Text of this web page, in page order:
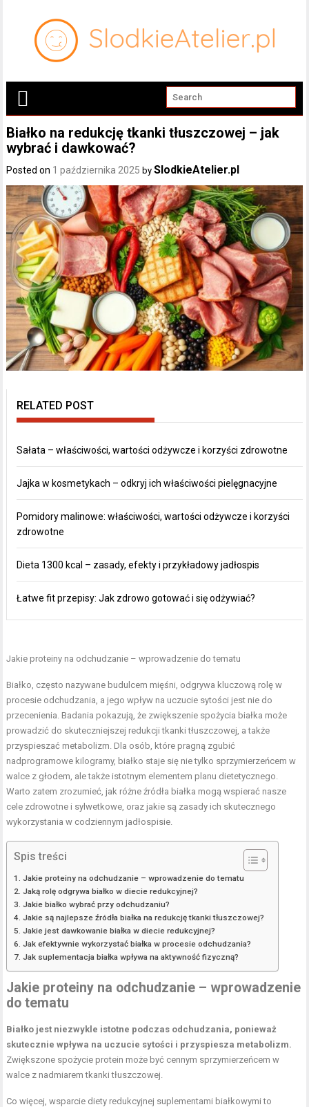
Białko na redukcję tkanki tłuszczowej – jak
wybrać i dawkować?
Posted on 1 października 2025 bySlodkieAtelier.pl
RELATED POST
Sałata – właściwości, wartości odżywcze i korzyści zdrowotne
Jajka w kosmetykach – odkryj ich właściwości pielęgnacyjne
Pomidory malinowe: właściwości, wartości odżywcze i korzyści
zdrowotne
Dieta 1300 kcal – zasady, efekty i przykładowy jadłospis
Łatwe fit przepisy: Jak zdrowo gotować i się odżywiać?
Jakie proteiny na odchudzanie – wprowadzenie do tematu
Białko, często nazywane budulcem mięśni, odgrywa kluczową rolę w
procesie odchudzania, a jego wpływ na uczucie sytości jest nie do
przecenienia. Badania pokazują, że zwiększenie spożycia białka może
prowadzić do skuteczniejszej redukcji tkanki tłuszczowej, a także
przyspieszać metabolizm. Dla osób, które pragną zgubić
nadprogramowe kilogramy, białko staje się nie tylko sprzymierzeńcem w
walce z głodem, ale także istotnym elementem planu dietetycznego.
Warto zatem zrozumieć, jak różne źródła białka mogą wspierać nasze
cele zdrowotne i sylwetkowe, oraz jakie są zasady ich skutecznego
wykorzystania w codziennym jadłospisie.
Spis treści
Jakie proteiny na odchudzanie – wprowadzenie do tematu
Jaką rolę odgrywa białko w diecie redukcyjnej?
Jakie białko wybrać przy odchudzaniu?
Jakie są najlepsze źródła białka na redukcję tkanki tłuszczowej?
Jakie jest dawkowanie białka w diecie redukcyjnej?
Jak efektywnie wykorzystać białka w procesie odchudzania?
Jak suplementacja białka wpływa na aktywność fizyczną?
Jakie proteiny na odchudzanie – wprowadzenie
do tematu
Białko jest niezwykle istotne podczas odchudzania, ponieważ
skutecznie wpływa na uczucie sytości i przyspiesza metabolizm.
Zwiększone spożycie protein może być cennym sprzymierzeńcem w
walce z nadmiarem tkanki tłuszczowej.
Co więcej, wsparcie diety redukcyjnej suplementami białkowymi to